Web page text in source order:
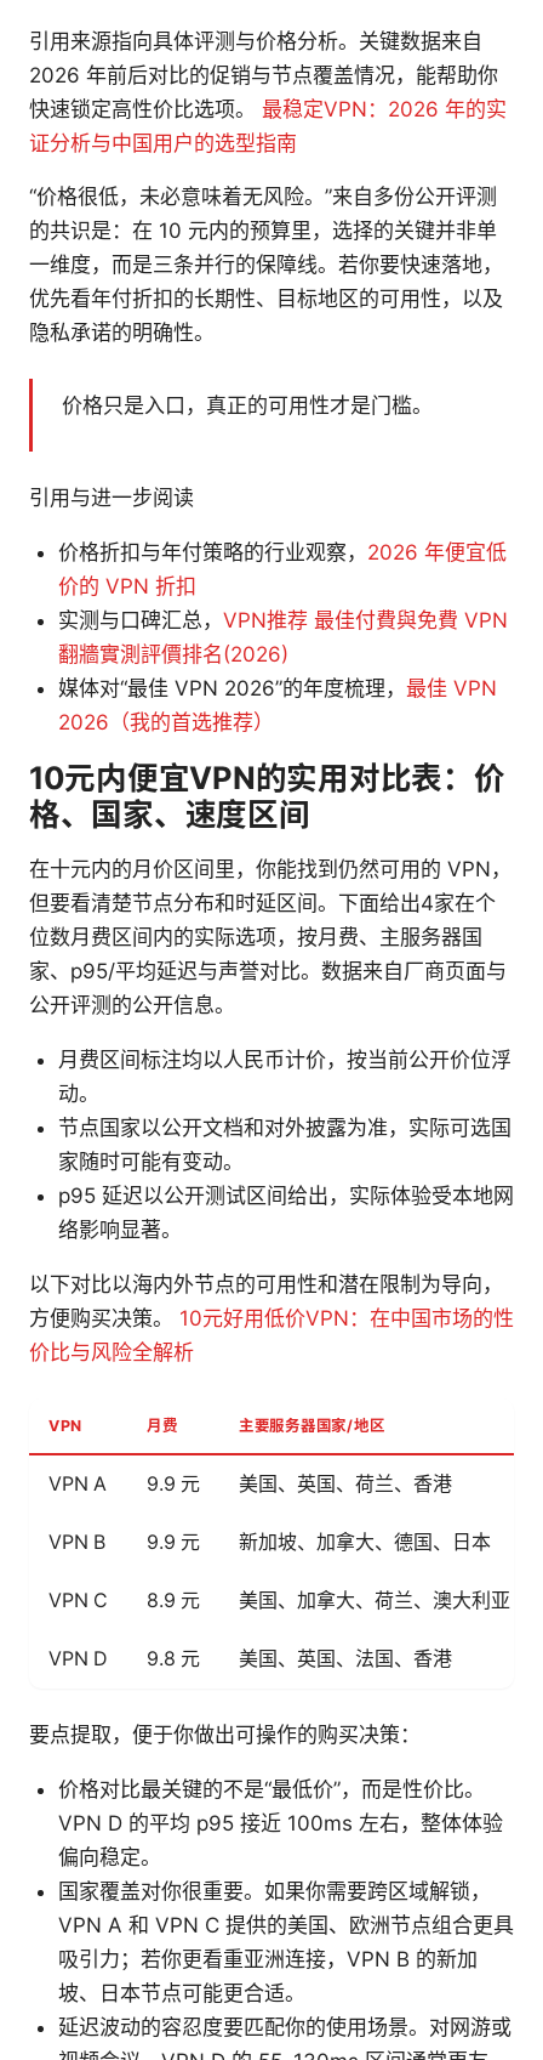
引用来源指向具体评测与价格分析。关键数据来自
2026 年前后对比的促销与节点覆盖情况，能帮助你
快速锁定高性价比选项。 最稳定VPN：2026 年的实
证分析与中国用户的选型指南
“价格很低，未必意味着无风险。”来自多份公开评测
的共识是：在 10 元内的预算里，选择的关键并非单
一维度，而是三条并行的保障线。若你要快速落地，
优先看年付折扣的长期性、目标地区的可用性，以及
隐私承诺的明确性。
价格只是入口，真正的可用性才是门槛。
引用与进一步阅读
价格折扣与年付策略的行业观察， 2026 年便宜低
价的 VPN 折扣
实测与口碑汇总， VPN推荐 最佳付費與免費 VPN
翻牆實測評價排名(2026)
媒体对“最佳 VPN 2026”的年度梳理， 最佳 VPN
2026（我的首选推荐）
10元内便宜VPN的实用对比表：价
格、国家、速度区间
在十元内的月价区间里，你能找到仍然可用的 VPN，
但要看清楚节点分布和时延区间。下面给出4家在个
位数月费区间内的实际选项，按月费、主服务器国
家、p95/平均延迟与声誉对比。数据来自厂商页面与
公开评测的公开信息。
月费区间标注均以人民币计价，按当前公开价位浮
动。
节点国家以公开文档和对外披露为准，实际可选国
家随时可能有变动。
p95 延迟以公开测试区间给出，实际体验受本地网
络影响显著。
以下对比以海内外节点的可用性和潜在限制为导向，
方便购买决策。 10元好用低价VPN：在中国市场的性
价比与风险全解析
VPN 月费 主要服务器国家/地区
VPN A 9.9 元 美国、英国、荷兰、香港
VPN B 9.9 元 新加坡、加拿大、德国、日本
VPN C 8.9 元 美国、加拿大、荷兰、澳大利亚
VPN D 9.8 元 美国、英国、法国、香港
要点提取，便于你做出可操作的购买决策：
价格对比最关键的不是“最低价”，而是性价比。
VPN D 的平均 p95 接近 100ms 左右，整体体验
偏向稳定。
国家覆盖对你很重要。如果你需要跨区域解锁，
VPN A 和 VPN C 提供的美国、欧洲节点组合更具
吸引力；若你更看重亚洲连接，VPN B 的新加
坡、日本节点可能更合适。
延迟波动的容忍度要匹配你的使用场景。对网游或